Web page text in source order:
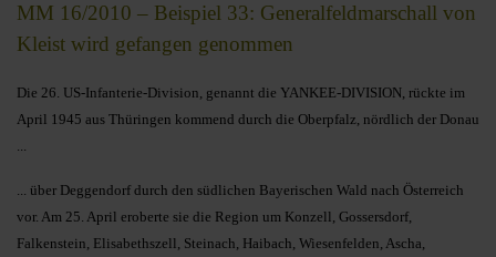
MM 16/2010 – Beispiel 33: Generalfeldmarschall von
Kleist wird gefangen genommen
Die 26. US-Infanterie-Division, genannt die YANKEE-DIVISION, rückte im
April 1945 aus Thüringen kommend durch die Oberpfalz, nördlich der Donau
...
... über Deggendorf durch den südlichen Bayerischen Wald nach Österreich
vor. Am 25. April eroberte sie die Region um Konzell, Gossersdorf,
Falkenstein, Elisabethszell, Steinach, Haibach, Wiesenfelden, Ascha,